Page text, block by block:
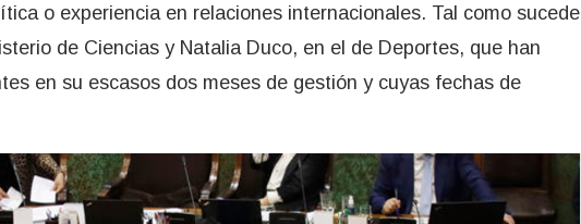
o experiencia en relaciones internacionales. Tal como sucede
de Ciencias y Natalia Duco, en el de Deportes, que han
en su escasos dos meses de gestión y cuyas fechas de